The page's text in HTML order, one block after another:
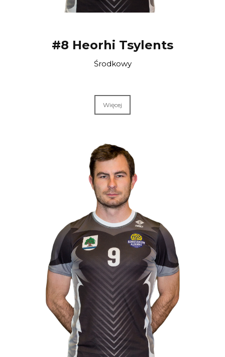
#8 Heorhi Tsylents
Środkowy
Więcej